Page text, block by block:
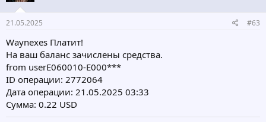
21.05.2025 #63
Waynexes Платит!
На ваш баланс зачислены средства.
from userE060010-E000***
ID операции: 2772064
Дата операции: 21.05.2025 03:33
Сумма: 0.22 USD